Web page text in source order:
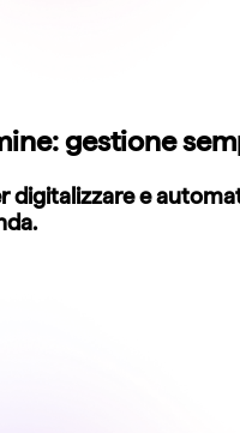
gestione
digitalizzare e